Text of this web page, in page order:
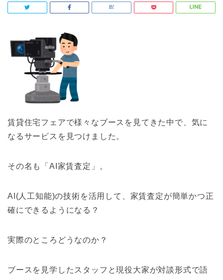
賃貸住宅フェアで様々なブースを見てきた中で、気に
なるサービスを見つけました。
その名も「AI家賃査定」。
AI(人工知能)の技術を活用して、家賃査定が簡単かつ正
確にできるようになる？
実際のところどうなのか？
ブースを見学したスタッフと現役大家が対談形式で語